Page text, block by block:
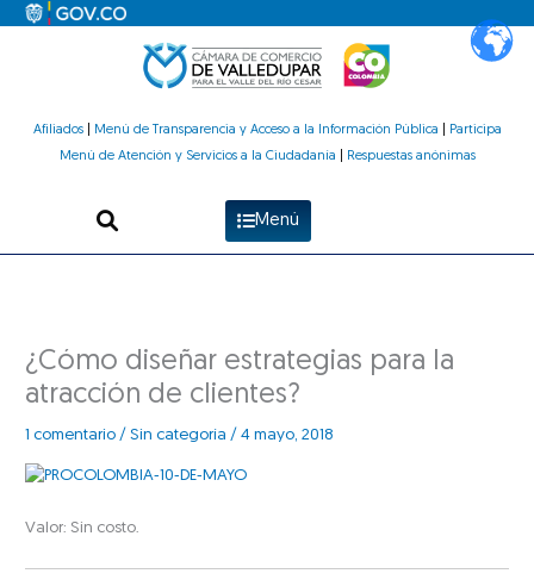
Afiliados| Menú de Transparencia y Acceso a la Información Pública
Participa
Menú de Atención y Servicios a la Ciudadanía
Respuestas anónimas
Menú
¿Cómo diseñar estrategias para la
atracción de clientes?
1 comentario /Sin categoría /4 mayo, 2018
Valor: Sin costo.